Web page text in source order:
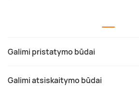
Galimi pristatymo būdai
Galimi atsiskaitymo būdai